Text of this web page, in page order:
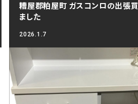
糟屋郡粕屋町 ガスコンロの出張
ました
2026.1.7